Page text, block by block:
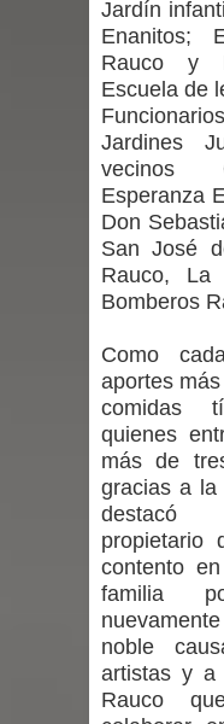
Talca
en la
de la
con
Jardín
Enanitos;
Rauco y
Escuela de
Jardines
vecinos
Esperanza
Don
San José
Rauco, La
Bomberos
Como
aportes
comidas
quienes
más de
gracias a la
destacó
propietario
contento
familia
noble
artistas y a
Rauco